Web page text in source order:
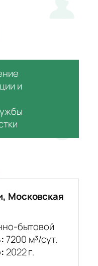
и
Московская
бытовой
7200 м³/сут.
2022 г.